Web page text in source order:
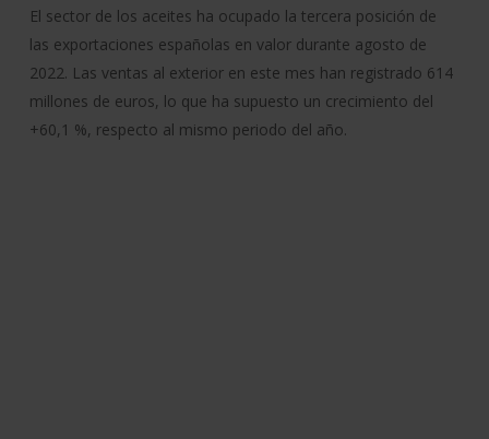
El sector de los aceites ha ocupado la tercera posición de
las exportaciones españolas en valor durante agosto de
2022. Las ventas al exterior en este mes han registrado 614
millones de euros, lo que ha supuesto un crecimiento del
+60,1 %, respecto al mismo periodo del año.